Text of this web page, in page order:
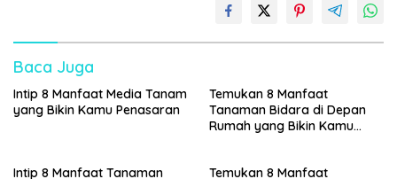
Baca Juga
Intip 8 Manfaat Media Tanam
yang Bikin Kamu Penasaran
Temukan 8 Manfaat
Tanaman Bidara di Depan
Rumah yang Bikin Kamu
Intip 8 Manfaat Tanaman
Temukan 8 Manfaat